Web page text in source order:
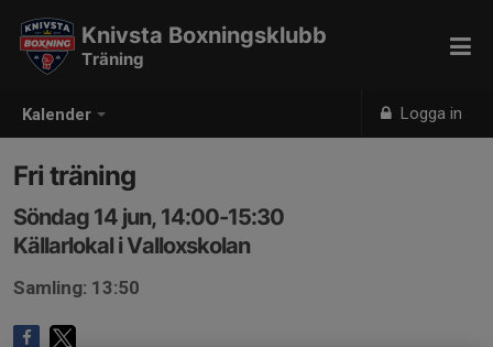
Kalender Logga in
Knivsta Boxningsklubb
Träning
Fri träning
Söndag 14 jun, 14:00-15:30
Källarlokal i Valloxskolan
Samling: 13:50